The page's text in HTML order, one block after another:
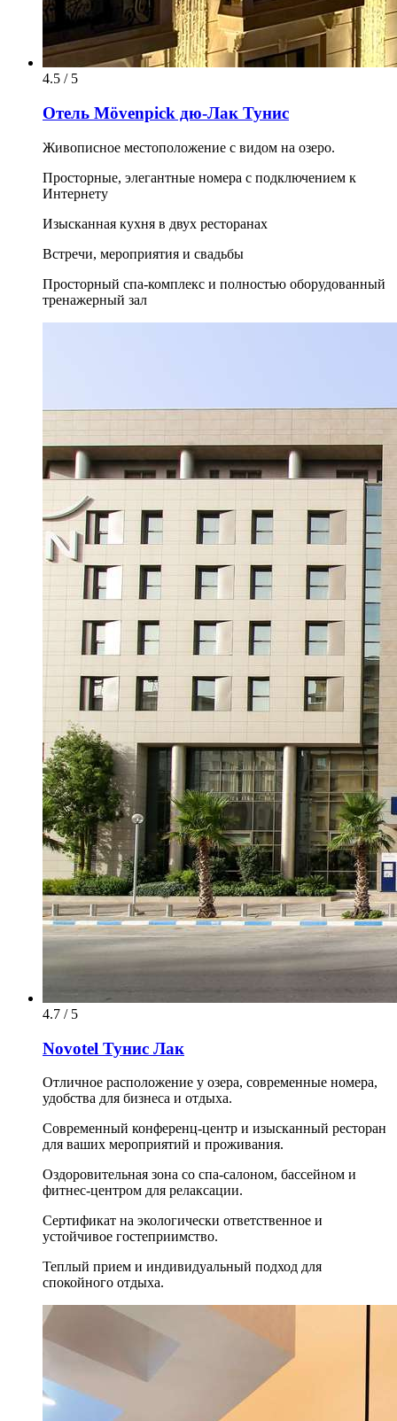
4.5 / 5
Отель Mövenpick дю-Лак Тунис
Живописное местоположение с видом на озеро.
Просторные, элегантные номера с подключением к
Интернету
Изысканная кухня в двух ресторанах
Встречи, мероприятия и свадьбы
Просторный спа-комплекс и полностью оборудованный
тренажерный зал
4.7 / 5
Novotel Тунис Лак
Отличное расположение у озера, современные номера,
удобства для бизнеса и отдыха.
Современный конференц-центр и изысканный ресторан
для ваших мероприятий и проживания.
Оздоровительная зона со спа-салоном, бассейном и
фитнес-центром для релаксации.
Сертификат на экологически ответственное и
устойчивое гостеприимство.
Теплый прием и индивидуальный подход для
спокойного отдыха.